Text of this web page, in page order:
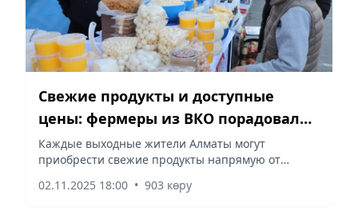
Свежие продукты и доступные
цены: фермеры из ВКО порадовали
алматинцев на еженедельной
ярмарке
Каждые выходные жители Алматы могут
приобрести свежие продукты напрямую от
ценам на 15–20% ниже среднерыночных,
02.11.2025 18:00 • 903 көру